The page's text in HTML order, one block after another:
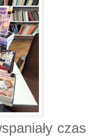
czas